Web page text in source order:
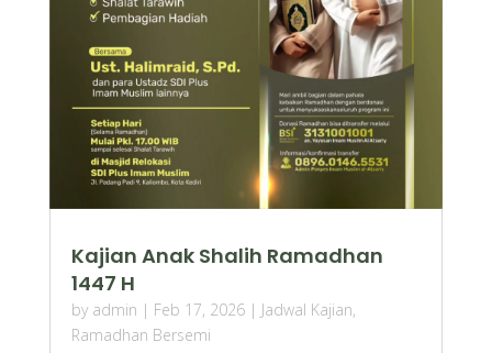
Kajian Anak Shalih Ramadhan
1447 H
by admin | Feb 17, 2026| Jadwal Kajian,
Ramadhan Bersemi